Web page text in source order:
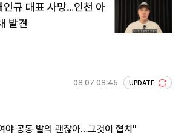
인규 대표 사망…인천 아
발견
08.07 08:45 UPDATE
야 공동 발의 괜찮아…그것이 협치"